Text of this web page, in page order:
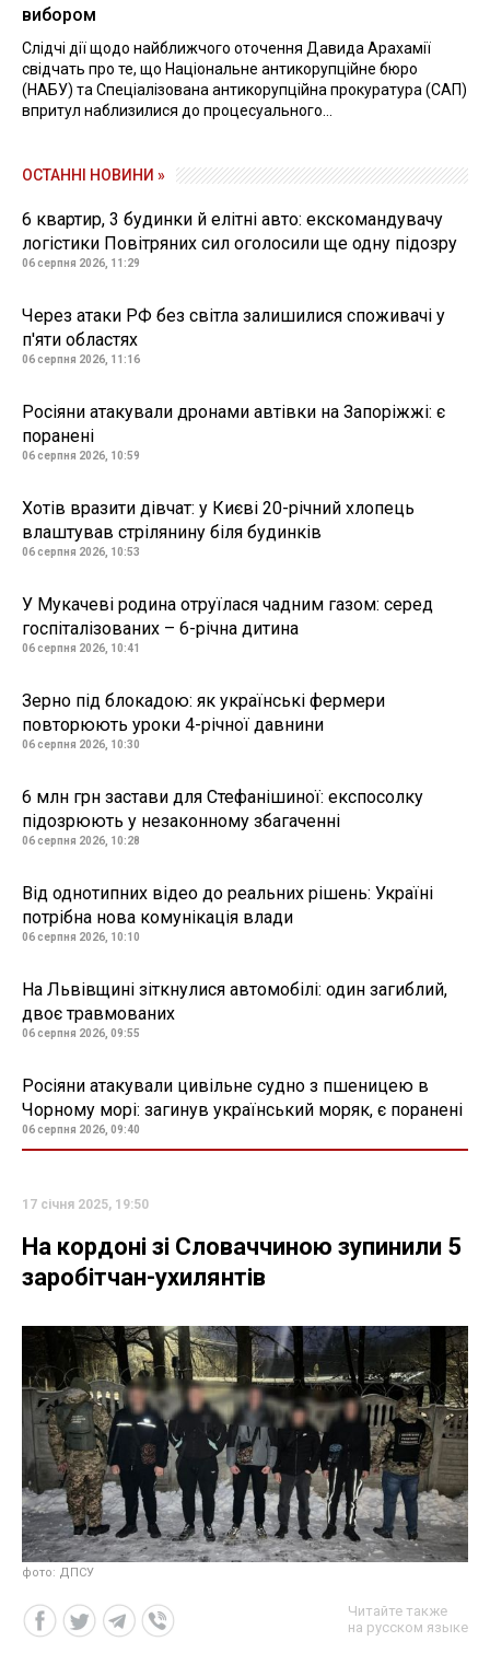
вибором
Слідчі дії щодо найближчого оточення Давида Арахамії
свідчать про те, що Національне антикорупційне бюро
(НАБУ) та Спеціалізована антикорупційна прокуратура (САП)
впритул наблизилися до процесуального...
ОСТАННІ НОВИНИ »
6 квартир, 3 будинки й елітні авто: екскомандувачу
логістики Повітряних сил оголосили ще одну підозру
06 серпня 2026, 11:29
Через атаки РФ без світла залишилися споживачі у
п'яти областях
06 серпня 2026, 11:16
Росіяни атакували дронами автівки на Запоріжжі: є
поранені
06 серпня 2026, 10:59
Хотів вразити дівчат: у Києві 20-річний хлопець
влаштував стрілянину біля будинків
06 серпня 2026, 10:53
У Мукачеві родина отруїлася чадним газом: серед
госпіталізованих – 6-річна дитина
06 серпня 2026, 10:41
Зерно під блокадою: як українські фермери
повторюють уроки 4-річної давнини
06 серпня 2026, 10:30
6 млн грн застави для Стефанішиної: експосолку
підозрюють у незаконному збагаченні
06 серпня 2026, 10:28
Від однотипних відео до реальних рішень: Україні
потрібна нова комунікація влади
06 серпня 2026, 10:10
На Львівщині зіткнулися автомобілі: один загиблий,
двоє травмованих
06 серпня 2026, 09:55
Росіяни атакували цивільне судно з пшеницею в
Чорному морі: загинув український моряк, є поранені
06 серпня 2026, 09:40
17 січня 2025, 19:50
На кордоні зі Словаччиною зупинили 5
заробітчан-ухилянтів
фото: ДПСУ
Читайте также
на русском языке